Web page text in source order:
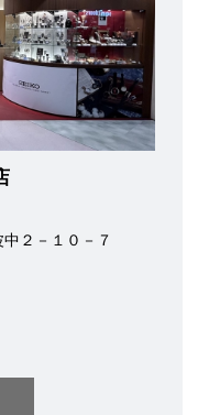
２－１０－７